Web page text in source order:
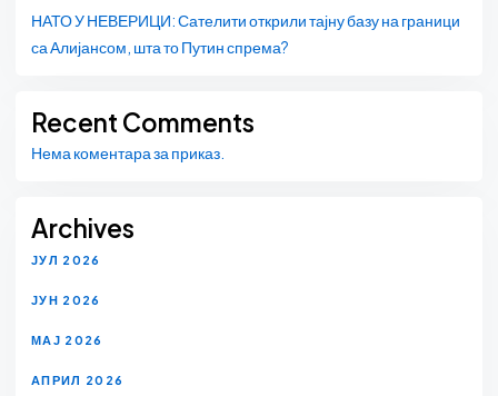
НАТО У НЕВЕРИЦИ: Сателити открили тајну базу на граници
са Алијансом, шта то Путин спрема?
Recent Comments
Нема коментара за приказ.
Archives
ЈУЛ 2026
ЈУН 2026
МАЈ 2026
АПРИЛ 2026